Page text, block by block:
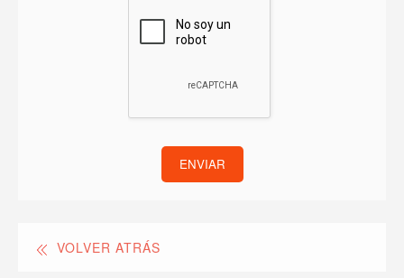
ENVIAR
VOLVER ATRÁS